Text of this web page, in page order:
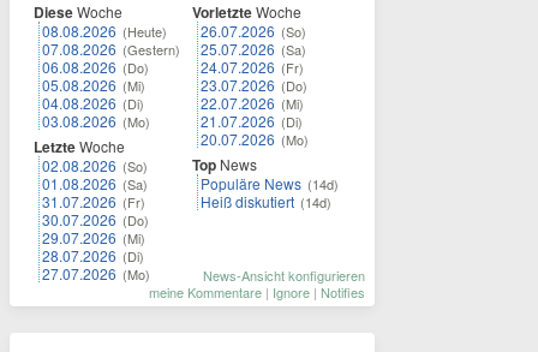
DieseWoche
08.08.2026 (Heute)
07.08.2026 (Gestern)
06.08.2026 (Do)
05.08.2026 (Mi)
04.08.2026 (Di)
03.08.2026 (Mo)
LetzteWoche
02.08.2026 (So)
01.08.2026 (Sa)
31.07.2026 (Fr)
30.07.2026 (Do)
29.07.2026 (Mi)
28.07.2026 (Di)
27.07.2026 (Mo)
VorletzteWoche
26.07.2026 (So)
25.07.2026 (Sa)
24.07.2026 (Fr)
23.07.2026 (Do)
22.07.2026 (Mi)
21.07.2026 (Di)
20.07.2026 (Mo)
Top News
Populäre News (14d)
Heiß diskutiert (14d)
News-Ansicht konfigurieren
meine Kommentare | Ignore | Notifies